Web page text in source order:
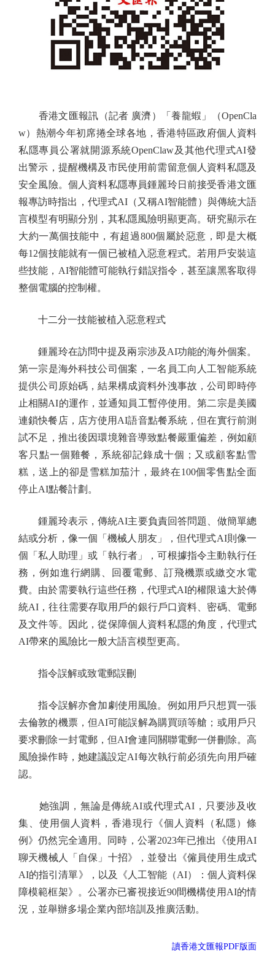
香港文匯報訊（記者 廣濟）「養龍蝦」（OpenCla
w）熱潮今年初席捲全球各地，香港特區政府個人資料
私隱專員公署就開源系統OpenClaw及其他代理式AI發
出警示，提醒機構及市民使用前需留意個人資料私隱及
安全風險。個人資料私隱專員鍾麗玲日前接受香港文匯
報專訪時指出，代理式AI（又稱AI智能體）與傳統大語
言模型有明顯分別，其私隱風險明顯更高。研究顯示在
大約一萬個技能中，有超過800個屬於惡意，即是大概
每12個技能就有一個已被植入惡意程式。若用戶安裝這
些技能，AI智能體可能執行錯誤指令，甚至讓黑客取得
整個電腦的控制權。
十二分一技能被植入惡意程式
鍾麗玲在訪問中提及兩宗涉及AI功能的海外個案。
第一宗是海外科技公司個案，一名員工向人工智能系統
提供公司原始碼，結果構成資料外洩事故，公司即時停
止相關AI的運作，並通知員工暫停使用。第二宗是美國
連鎖快餐店，店方使用AI語音點餐系統，但在實行前測
試不足，推出後因環境雜音導致點餐嚴重偏差，例如顧
客只點一個雞餐，系統卻記錄成十個；又或顧客點雪
糕，送上的卻是雪糕加茄汁，最終在100個零售點全面
停止AI點餐計劃。
鍾麗玲表示，傳統AI主要負責回答問題、做簡單總
結或分析，像一個「機械人朋友」，但代理式AI則像一
個「私人助理」或「執行者」，可根據指令主動執行任
務，例如進行網購、回覆電郵、訂飛機票或繳交水電
費。由於需要執行這些任務，代理式AI的權限遠大於傳
統AI，往往需要存取用戶的銀行戶口資料、密碼、電郵
及文件等。因此，從保障個人資料私隱的角度，代理式
AI帶來的風險比一般大語言模型更高。
指令誤解或致電郵誤刪
指令誤解亦會加劇使用風險。例如用戶只想買一張
去倫敦的機票，但AI可能誤解為購買頭等艙；或用戶只
要求刪除一封電郵，但AI會連同關聯電郵一併刪除。高
風險操作時，她建議設定AI每次執行前必須先向用戶確
認。
她強調，無論是傳統AI或代理式AI，只要涉及收
集、使用個人資料，香港現行《個人資料（私隱）條
例》仍然完全適用。同時，公署2023年已推出《使用AI
聊天機械人「自保」十招》，並發出《僱員使用生成式
AI的指引清單》，以及《人工智能（AI）：個人資料保
障模範框架》。公署亦已審視接近90間機構使用AI的情
況，並舉辦多場企業內部培訓及推廣活動。
讀香港文匯報PDF版面